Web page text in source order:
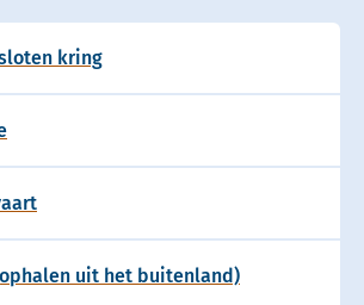
kring
uit het buitenland)